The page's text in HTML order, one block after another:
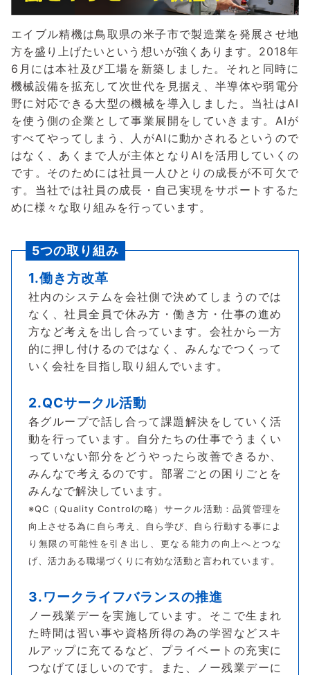
エイブル精機は鳥取県の米子市で製造業を発展させ地
方を盛り上げたいという想いが強くあります。2018年
6月には本社及び工場を新築しました。それと同時に
機械設備を拡充して次世代を見据え、半導体や弱電分
野に対応できる大型の機械を導入しました。当社はAI
を使う側の企業として事業展開をしていきます。AIが
すべてやってしまう、人がAIに動かされるというので
はなく、あくまで人が主体となりAIを活用していくの
です。そのためには社員一人ひとりの成長が不可欠で
す。当社では社員の成長・自己実現をサポートするた
めに様々な取り組みを行っています。
5つの取り組み
1.働き方改革
社内のシステムを会社側で決めてしまうのでは
なく、社員全員で休み方・働き方・仕事の進め
方など考えを出し合っています。会社から一方
的に押し付けるのではなく、みんなでつくって
いく会社を目指し取り組んでいます。
2.QCサークル活動
各グループで話し合って課題解決をしていく活
動を行っています。自分たちの仕事でうまくい
っていない部分をどうやったら改善できるか、
みんなで考えるのです。部署ごとの困りごとを
みんなで解決しています。
※QC（Quality Controlの略）サークル活動：品質管理を
向上させる為に自ら考え、自ら学び、自ら行動する事によ
り無限の可能性を引き出し、更なる能力の向上へとつな
げ、活力ある職場づくりに有効な活動と言われています。
3.ワークライフバランスの推進
ノー残業デーを実施しています。そこで生まれ
た時間は習い事や資格所得の為の学習などスキ
ルアップに充てるなど、プライベートの充実に
つなげてほしいのです。また、ノー残業デーに